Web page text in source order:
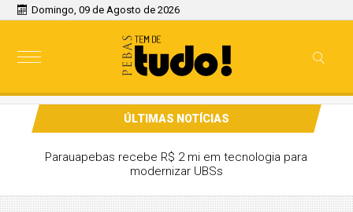
Domingo, 09 de Agosto de 2026
ÚLTIMAS NOTÍCIAS
Parauapebas recebe R$ 2 mi em tecnologia para
modernizar UBSs